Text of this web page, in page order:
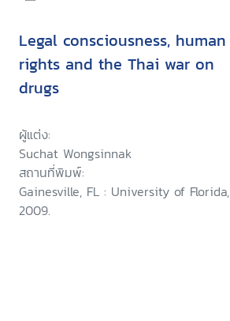
Legal consciousness, human
rights and the Thai war on
drugs
ผู้แต่ง:
Suchat Wongsinnak
สถานที่พิมพ์:
Gainesville, FL : University of Florida,
2009.